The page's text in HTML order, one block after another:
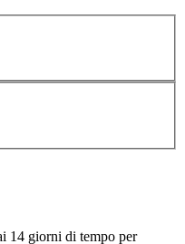
14 giorni di tempo per